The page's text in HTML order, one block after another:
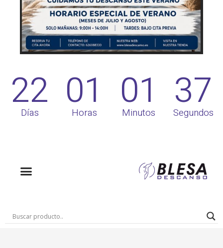
22
Días 01
Horas 01
Minutos 36
Segundos